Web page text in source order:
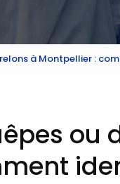
à Montpellier :
ou